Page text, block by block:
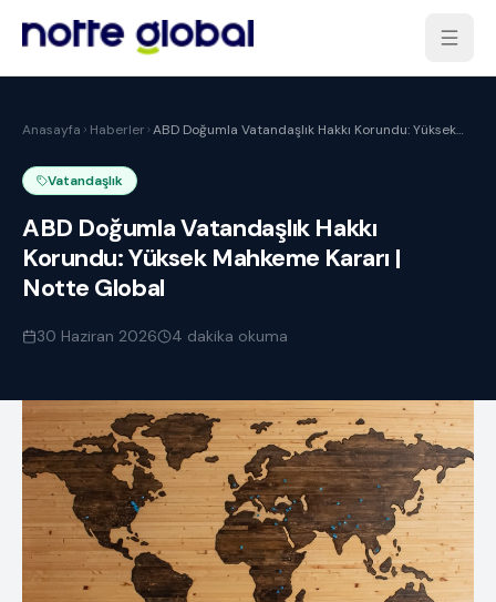
Anasayfa Haberler ABD Doğumla Vatandaşlık Hakkı Korundu: Yüksek
Vatandaşlık
ABD Doğumla Vatandaşlık Hakkı
Korundu: Yüksek Mahkeme Kararı |
Notte Global
30 Haziran 2026 4 dakika okuma